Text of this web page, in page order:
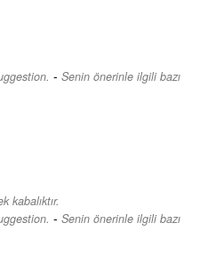
- Senin önerinle ilgili bazı
kabalıktır.
- Senin önerinle ilgili bazı